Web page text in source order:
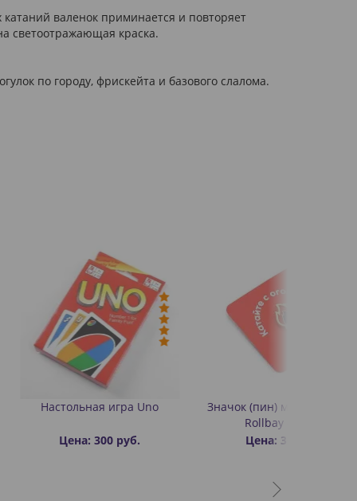
валенок приминается и повторяет
светоотражающая краска.
по городу, фрискейта и базового слалома.
игра Uno
руб.
Значок (пин) металлический